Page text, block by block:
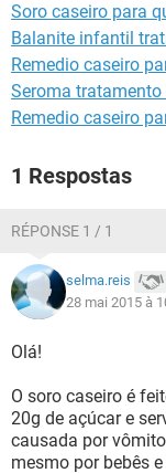
Soro caseiro para
Balanite infantil
Remedio caseiro
Seroma tratamento
Remedio caseiro
1 Respostas
RÉPONSE 1 / 1
selma.reis
28 mai 2015 à
Olá!
O soro caseiro é
20g de açúcar e
causada por
mesmo por bebês